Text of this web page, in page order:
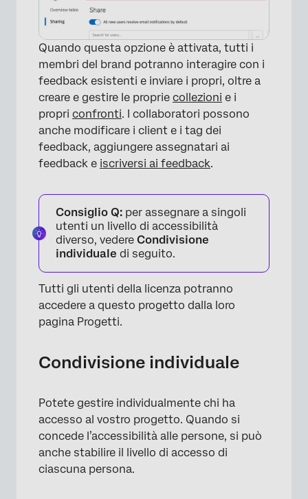
×
Quando questa opzione è attivata, tutti i
membri del brand potranno interagire con i
feedback esistenti e inviare i propri, oltre a
creare e gestire le proprie collezioni e i
propri confronti. I collaboratori possono
anche modificare i client e i tag dei
feedback, aggiungere assegnatari ai
feedback e iscriversi ai feedback.
Consiglio Q: per assegnare a singoli
utenti un livello di accessibilità
diverso, vedere Condivisione
individuale di seguito.
Tutti gli utenti della licenza potranno
accedere a questo progetto dalla loro
pagina Progetti.
Condivisione individuale
Potete gestire individualmente chi ha
accesso al vostro progetto. Quando si
concede l’accessibilità alle persone, si può
anche stabilire il livello di accesso di
ciascuna persona.